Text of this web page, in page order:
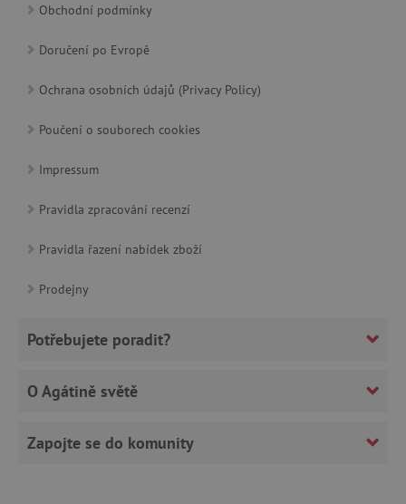
Obchodní podmínky
Doručení po Evropě
Ochrana osobních údajů (Privacy Policy)
Poučení o souborech cookies
Impressum
Pravidla zpracování recenzí
Pravidla řazení nabídek zboží
Prodejny
Potřebujete poradit?
O Agátině světě
Zapojte se do komunity
CookieScriptConsent
www.agatinsvet.cz